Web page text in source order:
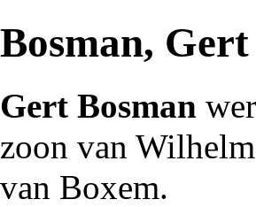
Bosman, Gert
Gert Bosman
zoon van
van Boxem.